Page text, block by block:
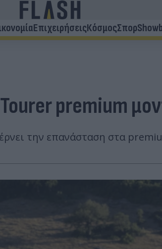
ΕπιχειρήσειςΚόσμοςΣπορ
Tourer premium
την επανάσταση στα